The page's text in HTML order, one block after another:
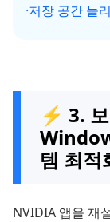
·저장 공간 늘
⚡ 3.
템 최적
NVIDIA 앱을 재